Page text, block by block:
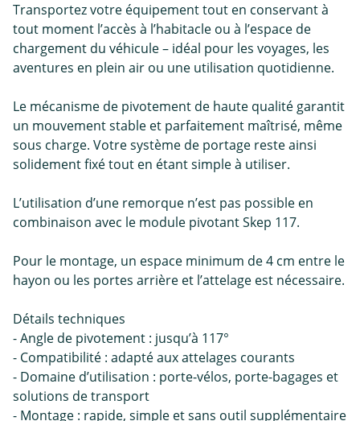
Transportez votre équipement tout en conservant à
tout moment l’accès à l’habitacle ou à l’espace de
chargement du véhicule – idéal pour les voyages, les
aventures en plein air ou une utilisation quotidienne.
Le mécanisme de pivotement de haute qualité garantit
un mouvement stable et parfaitement maîtrisé, même
sous charge. Votre système de portage reste ainsi
solidement fixé tout en étant simple à utiliser.
L’utilisation d’une remorque n’est pas possible en
combinaison avec le module pivotant Skep 117.
Pour le montage, un espace minimum de 4 cm entre le
hayon ou les portes arrière et l’attelage est nécessaire.
Détails techniques
- Angle de pivotement : jusqu’à 117°
- Compatibilité : adapté aux attelages courants
- Domaine d’utilisation : porte-vélos, porte-bagages et
solutions de transport
- Montage : rapide, simple et sans outil supplémentaire